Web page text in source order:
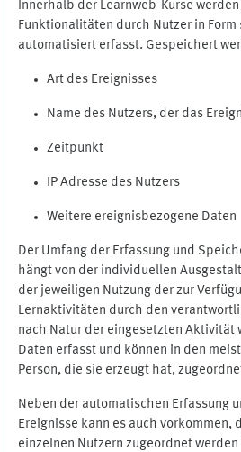
Innerhalb der Learnweb-Kurse
Funktionalitäten durch Nutzer in Form
automatisiert erfasst. Gespeichert
Art des Ereignisses
Name des Nutzers, der das
Zeitpunkt
IP Adresse des Nutzers
Weitere ereignisbezogene Daten
Der Umfang der Erfassung und
hängt von der individuellen
der jeweiligen Nutzung der zur
Lernaktivitäten durch den
nach Natur der eingesetzten Aktivität
Daten erfasst und können in den
Person, die sie erzeugt hat,
Neben der automatischen Erfassung
Ereignisse kann es auch vorkommen,
einzelnen Nutzern zugeordnet